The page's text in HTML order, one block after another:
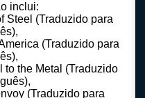
inclui:
Steel (Traduzido para
(Traduzido para
to the Metal (Traduzido
(Traduzido para